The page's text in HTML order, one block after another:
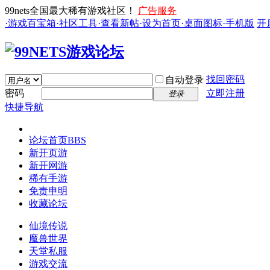
99nets全国最大稀有游戏社区！
广告服务
·游戏百宝箱·社区工具·查看新帖·设为首页·桌面图标·手机版 开
自动登录 找回密码
密码
登录
立即注册
快捷导航
论坛首页BBS
新开页游
新开网游
稀有手游
免责申明
收藏论坛
仙境传说
魔兽世界
天堂私服
游戏交流